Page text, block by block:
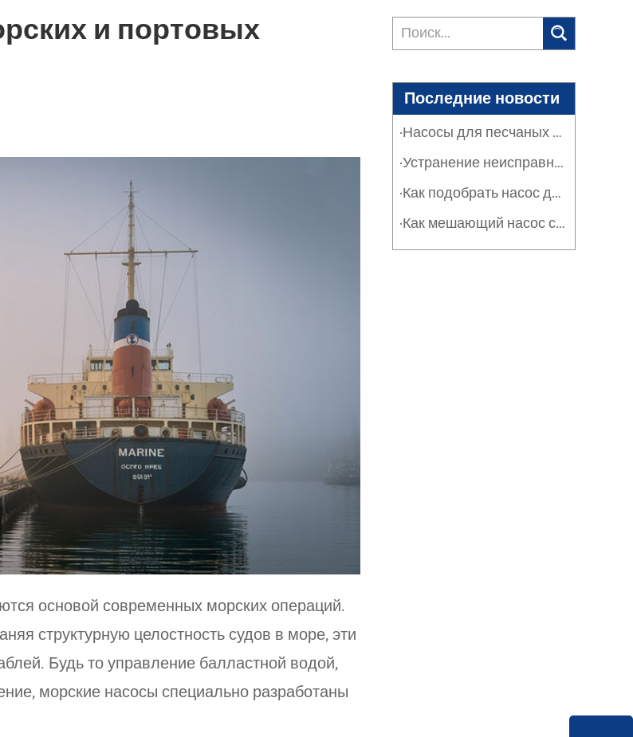
и портовых
основой современных морских операций.
структурную целостность судов в море, эти
Будь то управление балластной водой,
морские насосы специально разработаны
Последние новости
·Насосы для песчаных фильтров в промышленности и сельском хозяйстве: защита систем
·Устранение неисправностей насосов песчаных фильтров: руководство по обслуживанию
·Как подобрать насос для песчаного фильтра: расход, оборот и эффективность
·Как мешающий насос серии SPT решает проблему засорения тяжелыми отложениями и суспензиями